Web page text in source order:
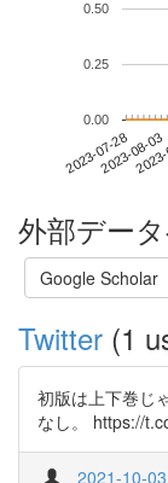
2023-07-282023-08-03
0.00
0.25
0.50
外部デー
Google Scholar
Twitter (1
初版は上下巻じ
なし。 https://
2021-10-